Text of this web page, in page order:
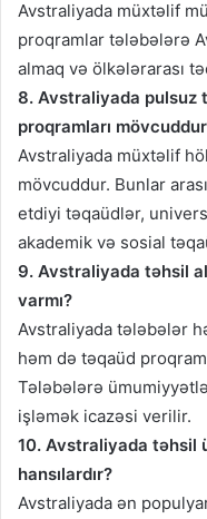
Avstraliyada müxtəlif
proqramlar tələbələrə
almaq və ölkələrarası
8. Avstraliyada pulsuz
proqramları
Avstraliyada müxtəlif
mövcuddur. Bunlar
etdiyi təqaüdlər,
akademik və sosial
9. Avstraliyada təhsil
varmı?
Avstraliyada tələbələr
həm də təqaüd
Tələbələrə
işləmək icazəsi verilir.
10. Avstraliyada təhsil
hansılardır?
Avstraliyada ən